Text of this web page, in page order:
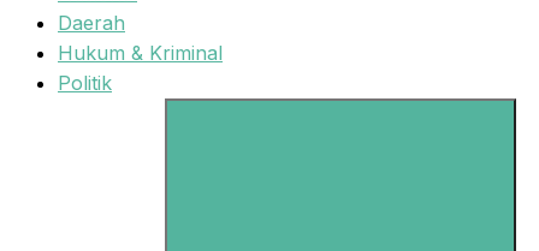
Daerah
Hukum & Kriminal
Politik